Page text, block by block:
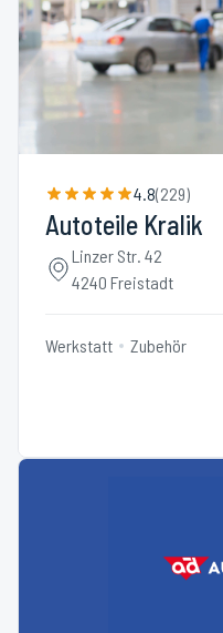
4.8(229)
Autoteile Kralik
Linzer Str. 42
4240 Freistadt
Werkstatt Zubehör